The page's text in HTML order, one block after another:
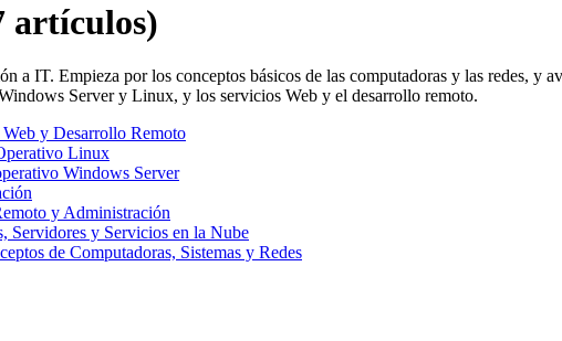
artículos)
a IT. Empieza por los conceptos básicos de las computadoras y las redes, y
Server y Linux, y los servicios Web y el desarrollo remoto.
y Desarrollo Remoto
Linux
Windows Server
y Administración
Servidores y Servicios en la Nube
de Computadoras, Sistemas y Redes